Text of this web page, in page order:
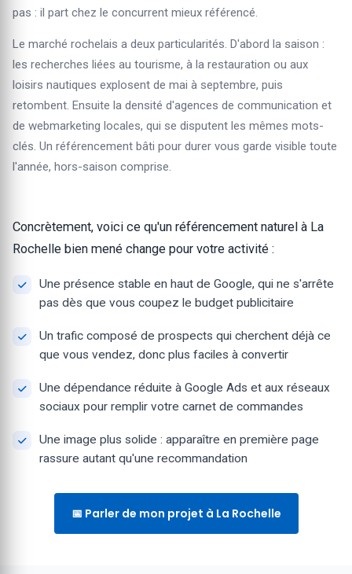
pas : il part chez le concurrent mieux référencé.
Le marché rochelais a deux particularités. D'abord la saison :
les recherches liées au tourisme, à la restauration ou aux
loisirs nautiques explosent de mai à septembre, puis
retombent. Ensuite la densité d'agences de communication et
de webmarketing locales, qui se disputent les mêmes mots-
clés. Un référencement bâti pour durer vous garde visible toute
l'année, hors-saison comprise.
Concrètement, voici ce qu'un référencement naturel à La
Rochelle bien mené change pour votre activité :
Une présence stable en haut de Google, qui ne s'arrête
pas dès que vous coupez le budget publicitaire
Un trafic composé de prospects qui cherchent déjà ce
que vous vendez, donc plus faciles à convertir
Une dépendance réduite à Google Ads et aux réseaux
sociaux pour remplir votre carnet de commandes
Une image plus solide : apparaître en première page
rassure autant qu'une recommandation
📅 Parler de mon projet à La Rochelle